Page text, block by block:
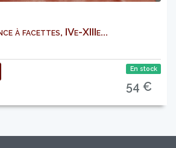
à facettes, IVe-XIIIe...
En stock
54 €